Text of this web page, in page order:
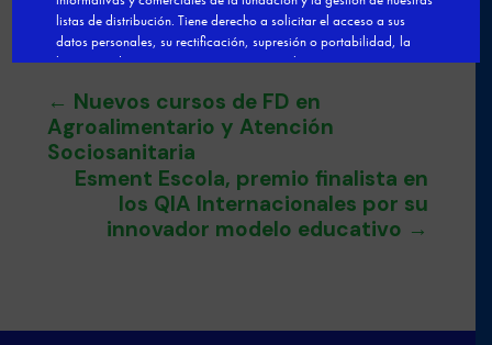

← Nuevos cursos de FD en
Agroalimentario y Atención
Sociosanitaria
Esment Escola, premio finalista en
los QIA Internacionales por su
innovador modelo educativo →